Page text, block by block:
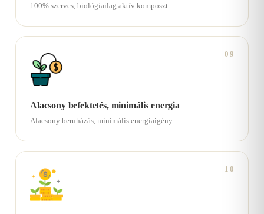
100% szerves, biológiailag aktív komposzt
09
Alacsony befektetés, minimális energia
Alacsony beruházás, minimális energiaigény
10